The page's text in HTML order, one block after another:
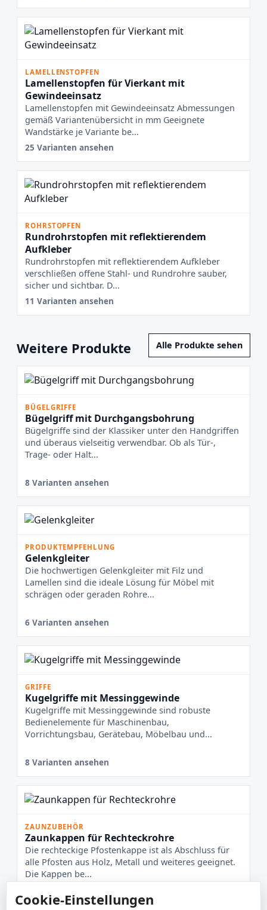
LAMELLENSTOPFEN
Lamellenstopfen für Vierkant mit
Gewindeeinsatz
Lamellenstopfen mit Gewindeeinsatz Abmessungen
gemäß Variantenübersicht in mm Geeignete
Wandstärke je Variante be...
25 Varianten ansehen
ROHRSTOPFEN
Rundrohrstopfen mit reflektierendem
Aufkleber
Rundrohrstopfen mit reflektierendem Aufkleber
verschließen offene Stahl- und Rundrohre sauber,
sicher und sichtbar. D...
11 Varianten ansehen
Weitere Produkte Alle Produkte sehen
BÜGELGRIFFE
Bügelgriff mit Durchgangsbohrung
Bügelgriffe sind der Klassiker unter den Handgriffen
und überaus vielseitig verwendbar. Ob als Tür-,
Trage- oder Halt...
8 Varianten ansehen
PRODUKTEMPFEHLUNG
Gelenkgleiter
Die hochwertigen Gelenkgleiter mit Filz und
Lamellen sind die ideale Lösung für Möbel mit
schrägen oder geraden Rohre...
6 Varianten ansehen
GRIFFE
Kugelgriffe mit Messinggewinde
Kugelgriffe mit Messinggewinde sind robuste
Bedienelemente für Maschinenbau,
Vorrichtungsbau, Gerätebau, Möbelbau und...
8 Varianten ansehen
ZAUNZUBEHÖR
Zaunkappen für Rechteckrohre
Die rechteckige Pfostenkappe ist als Abschluss für
alle Pfosten aus Holz, Metall und weiteres geeignet.
Die Kappen be...
5 Varianten ansehen
Cookie-Einstellungen